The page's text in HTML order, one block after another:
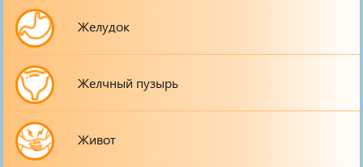
Желудок
Желчный пузырь
Живот